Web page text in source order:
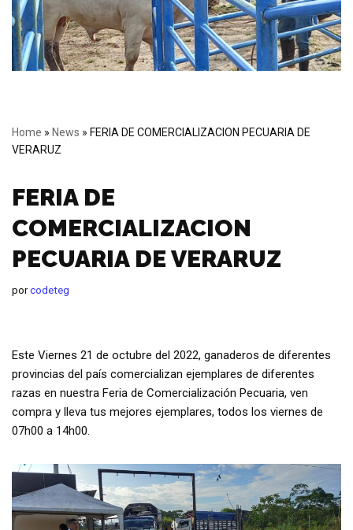
Home » News » FERIA DE COMERCIALIZACION PECUARIA DE
VERARUZ
FERIA DE
COMERCIALIZACION
PECUARIA DE VERARUZ
porcodeteg
Este Viernes 21 de octubre del 2022, ganaderos de diferentes
provincias del país comercializan ejemplares de diferentes
razas en nuestra Feria de Comercialización Pecuaria, ven
compra y lleva tus mejores ejemplares, todos los viernes de
07h00 a 14h00.